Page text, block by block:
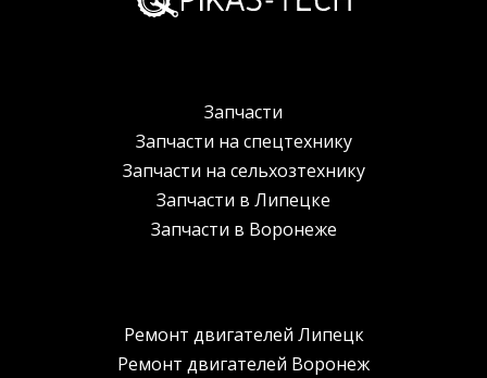
Запчасти
Запчасти на спецтехнику
Запчасти на сельхозтехнику
Запчасти в Липецке
Запчасти в Воронеже
Ремонт двигателей Липецк
Ремонт двигателей Воронеж